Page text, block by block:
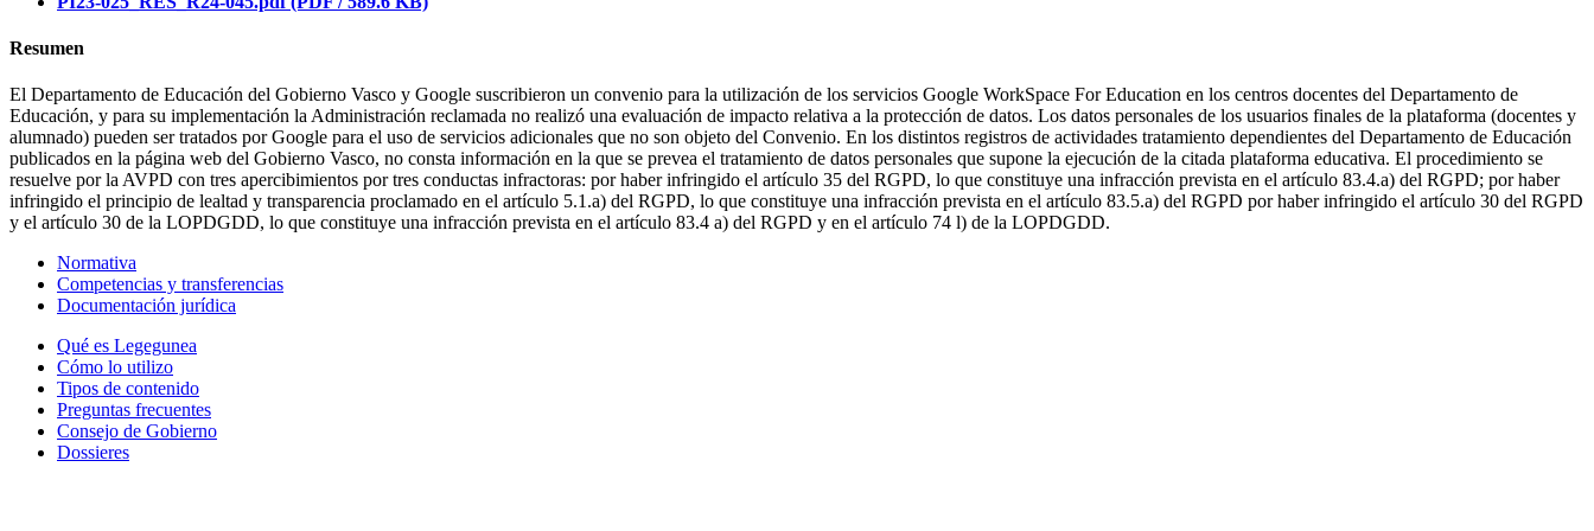
Resumen
El Departamento de Educación del Gobierno Vasco y Google suscribieron un convenio para la utilización de los servicios Google WorkSpace For Education en los centros docentes del Departamento de
Educación, y para su implementación la Administración reclamada no realizó una evaluación de impacto relativa a la protección de datos. Los datos personales de los usuarios finales de la plataforma (docentes y
alumnado) pueden ser tratados por Google para el uso de servicios adicionales que no son objeto del Convenio. En los distintos registros de actividades tratamiento dependientes del Departamento de Educación
publicados en la página web del Gobierno Vasco, no consta información en la que se prevea el tratamiento de datos personales que supone la ejecución de la citada plataforma educativa. El procedimiento se
resuelve por la AVPD con tres apercibimientos por tres conductas infractoras: por haber infringido el artículo 35 del RGPD, lo que constituye una infracción prevista en el artículo 83.4.a) del RGPD; por haber
infringido el principio de lealtad y transparencia proclamado en el artículo 5.1.a) del RGPD, lo que constituye una infracción prevista en el artículo 83.5.a) del RGPD por haber infringido el artículo 30 del RGPD
y el artículo 30 de la LOPDGDD, lo que constituye una infracción prevista en el artículo 83.4 a) del RGPD y en el artículo 74 l) de la LOPDGDD.
Normativa
Competencias y transferencias
Documentación jurídica
Qué es Legegunea
Cómo lo utilizo
Tipos de contenido
Preguntas frecuentes
Consejo de Gobierno
Dossieres